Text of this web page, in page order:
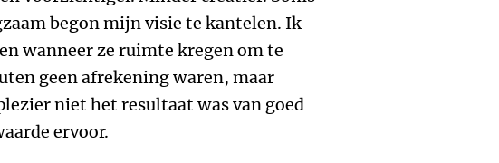
begon mijn visie te kantelen. Ik
wanneer ze ruimte kregen om te
geen afrekening waren, maar
niet het resultaat was van goed
ervoor.